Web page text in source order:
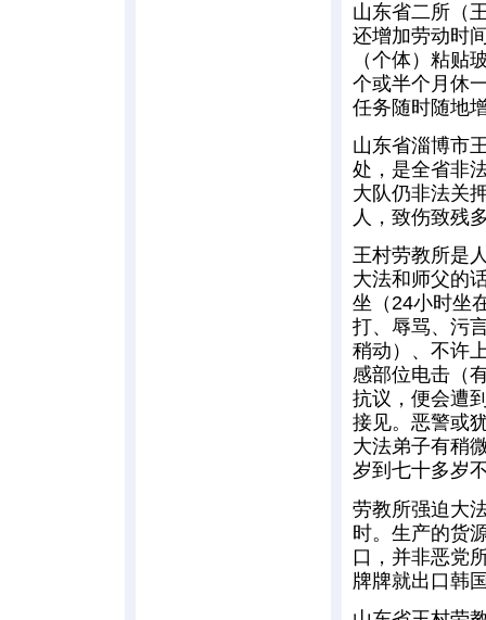
山东省二所（
还增加劳动时
（个体）粘贴
个或半个月休
任务随时随地
山东省淄博市
处，是全省非
大队仍非法关
人，致伤致残
王村劳教所是
大法和师父的
坐（24小时坐
打、辱骂、污
稍动）、不许
感部位电击（
抗议，便会遭
接见。恶警或
大法弟子有稍
岁到七十多岁
劳教所强迫大
时。生产的货
口，并非恶党
牌牌就出口韩